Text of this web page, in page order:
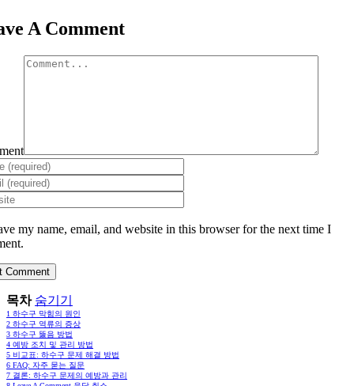
A Comment
my name, email, and website in this browser for the next time I
목차 숨기기
1 하수구 막힘의 원인
2 하수구 역류의 증상
3 하수구 뚫음 방법
4 예방 조치 및 관리 방법
5 비교표: 하수구 문제 해결 방법
6 FAQ: 자주 묻는 질문
7 결론: 하수구 문제의 예방과 관리